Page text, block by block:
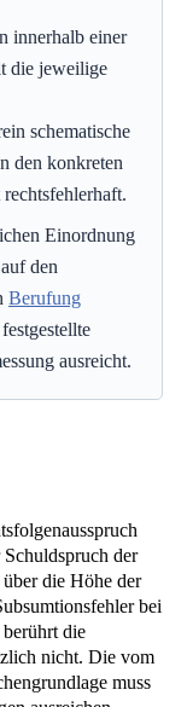
innerhalb einer
die jeweilige
schematische
den konkreten
Einordnung
den
Berufung
ausreicht.
der
die Höhe der
bei
die
nicht. Die vom
muss